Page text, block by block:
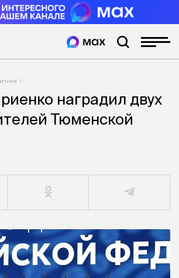
наградил двух
Тюменской